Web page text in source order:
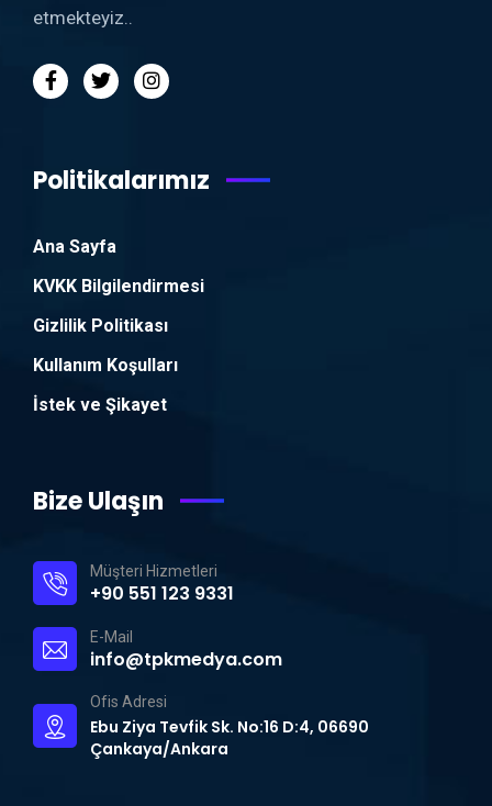
etmekteyiz..
Politikalarımız
Ana Sayfa
KVKK Bilgilendirmesi
Gizlilik Politikası
Kullanım Koşulları
İstek ve Şikayet
Bize Ulaşın
Müşteri Hizmetleri
+90 551 123 9331
E-Mail
info@tpkmedya.com
Ofis Adresi
Ebu Ziya Tevfik Sk. No:16 D:4, 06690
Çankaya/Ankara